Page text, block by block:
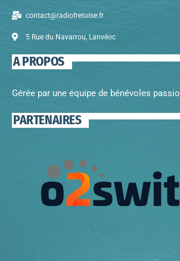
contact@radiofretoise.fr
5 Rue du Navarrou, Lanvéoc
A PROPOS
Gérée par une équipe de bénévoles
PARTENAIRES